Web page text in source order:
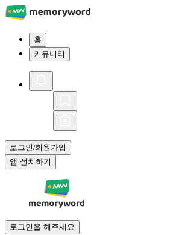
홈
커뮤니티
로그인/회원가입
앱 설치하기
로그인을 해주세요